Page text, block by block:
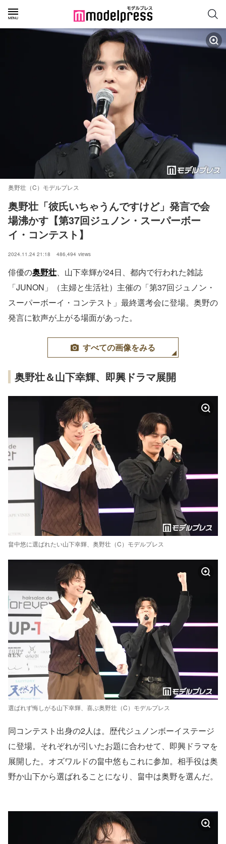
奥野壮（C）モデルプレス
奥野壮「彼氏いちゃうんですけど」発言で会
場沸かす【第37回ジュノン・スーパーボー
イ・コンテスト】
2024.11.24 21:18 486,494 views
俳優の奥野壮、山下幸輝が24日、都内で行われた雑誌
「JUNON」（主婦と生活社）主催の「第37回ジュノン・
スーパーボーイ・コンテスト」最終選考会に登場。奥野の
発言に歓声が上がる場面があった。
すべての画像をみる
奥野壮＆山下幸輝、即興ドラマ展開
畠中悠に選ばれたい山下幸輝、奥野壮（C）モデルプレス
選ばれず悔しがる山下幸輝、喜ぶ奥野壮（C）モデルプレス
同コンテスト出身の2人は。歴代ジュノンボーイステージ
に登場。それぞれが引いたお題に合わせて、即興ドラマを
展開した。オズワルドの畠中悠もこれに参加。相手役は奥
野か山下から選ばれることになり、畠中は奥野を選んだ。